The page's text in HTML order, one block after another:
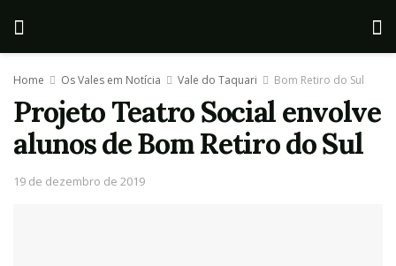
Home Os Vales em Notícia Vale do Taquari Bom Retiro do Sul
Projeto Teatro Social envolve
alunos de Bom Retiro do Sul
19 de dezembro de 2019